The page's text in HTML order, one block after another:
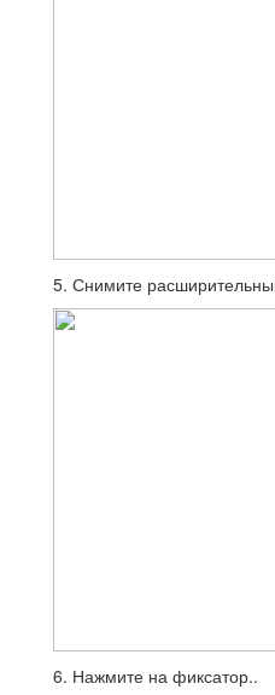
5. Снимите
6. Нажмите на фиксатор..